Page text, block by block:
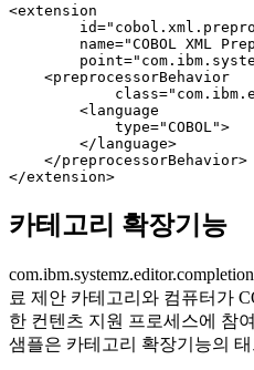
<extension
name="COBOL XML
    <preprocessorBehavior
        <language
            type="COBOL">
        </language>
    </preprocessorBehavior>
카테고리 확장기능
료 제안 카테고리와 컴퓨터가
한 컨텐츠 지원 프로세스에 참
샘플은 카테고리 확장기능의